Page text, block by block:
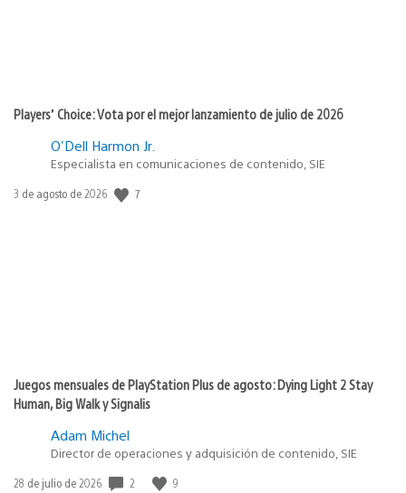
Players’ Choice: Vota por el mejor lanzamiento de julio de 2026
O'Dell Harmon Jr.
Especialista en comunicaciones de contenido, SIE
Fecha
3 de agosto de 2026 7
Juegos mensuales de PlayStation Plus de agosto: Dying Light 2 Stay
Human, Big Walk y Signalis
Adam Michel
Director de operaciones y adquisición de contenido, SIE
Fecha
28 de julio de 2026 2 9